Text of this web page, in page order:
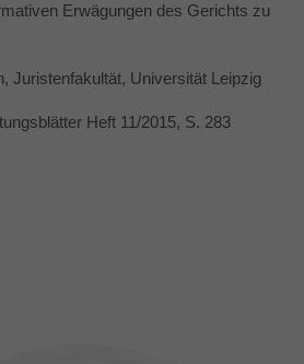
Erwägungen des Gerichts zu
Juristenfakultät, Universität Leipzig
Heft 11/2015, S. 283